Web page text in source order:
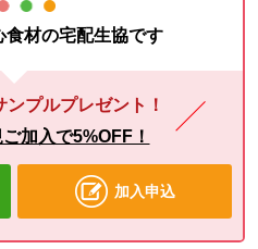
食材の宅配生協です
プルプレゼント！
加入で5%OFF！
加入申込